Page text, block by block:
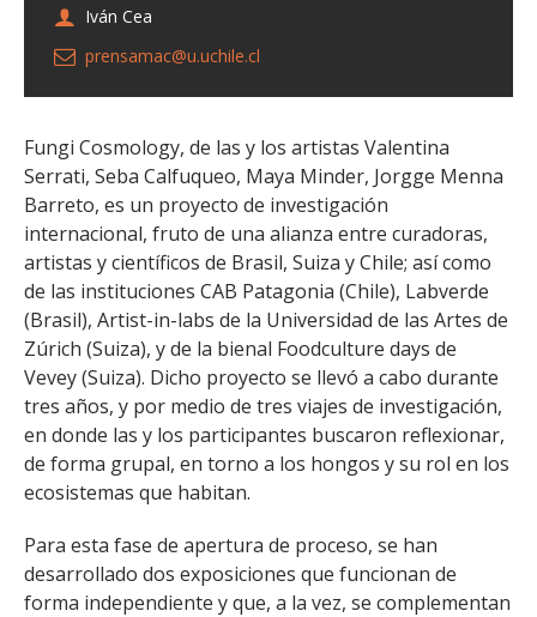
Iván Cea
prensamac@u.uchile.cl
Fungi Cosmology, de las y los artistas Valentina
Serrati, Seba Calfuqueo, Maya Minder, Jorgge Menna
Barreto, es un proyecto de investigación
internacional, fruto de una alianza entre curadoras,
artistas y científicos de Brasil, Suiza y Chile; así como
de las instituciones CAB Patagonia (Chile), Labverde
(Brasil), Artist-in-labs de la Universidad de las Artes de
Zúrich (Suiza), y de la bienal Foodculture days de
Vevey (Suiza). Dicho proyecto se llevó a cabo durante
tres años, y por medio de tres viajes de investigación,
en donde las y los participantes buscaron reflexionar,
de forma grupal, en torno a los hongos y su rol en los
ecosistemas que habitan.
Para esta fase de apertura de proceso, se han
desarrollado dos exposiciones que funcionan de
forma independiente y que, a la vez, se complementan